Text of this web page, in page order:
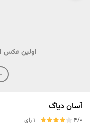
اولین عکس
آسان دیاگ
4/0
1 رای